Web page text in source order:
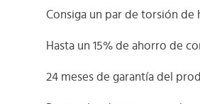
Consiga un par de torsión de
Hasta un 15% de ahorro de
24 meses de garantía del